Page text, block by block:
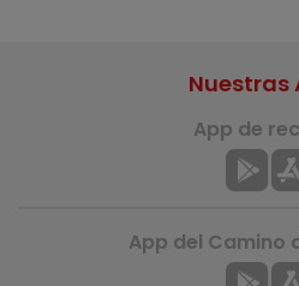
Nuestras
App de
App del Camino